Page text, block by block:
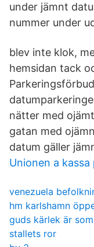
under jämnt
nummer under
blev inte klok,
hemsidan tack
nätter med
gatan med
datum gäller
Unionen a
venezuela
hm karlshamn
guds kärlek är
stallets ror